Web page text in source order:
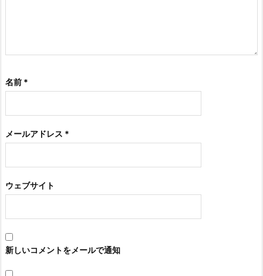
名前 *
メールアドレス *
ウェブサイト
新しいコメントをメールで通知